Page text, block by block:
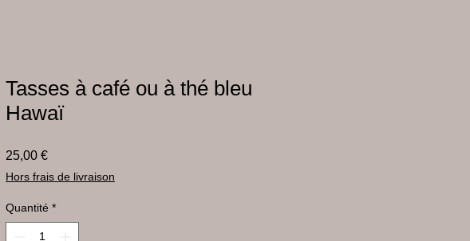
Tasses à café ou à thé bleu
Hawaï
25,00 €Prix
Hors frais de livraison
Quantité *